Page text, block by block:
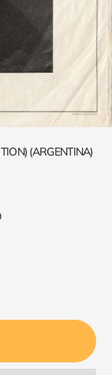
(ARGENTINA)